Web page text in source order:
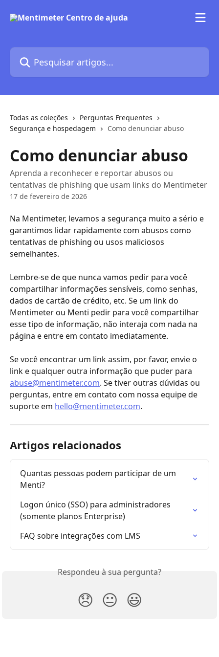
Pesquisar artigos...
Todas as coleções
Perguntas Frequentes
Segurança e hospedagem
Como denunciar abuso
Como denunciar abuso
Aprenda a reconhecer e reportar abusos ou
tentativas de phishing que usam links do Mentimeter
17 de fevereiro de 2026
Na Mentimeter, levamos a segurança muito a sério e
garantimos lidar rapidamente com abusos como
tentativas de phishing ou usos maliciosos
semelhantes.
Lembre-se de que nunca vamos pedir para você
compartilhar informações sensíveis, como senhas,
dados de cartão de crédito, etc. Se um link do
Mentimeter ou Menti pedir para você compartilhar
esse tipo de informação, não interaja com nada na
página e entre em contato imediatamente.
Se você encontrar um link assim, por favor, envie o
link e qualquer outra informação que puder para
abuse@mentimeter.com. Se tiver outras dúvidas ou
perguntas, entre em contato com nossa equipe de
suporte em hello@mentimeter.com.
Artigos relacionados
Quantas pessoas podem participar de um
Menti?
Logon único (SSO) para administradores
(somente planos Enterprise)
FAQ sobre integrações com LMS
Respondeu à sua pergunta?
😞 😐 😃